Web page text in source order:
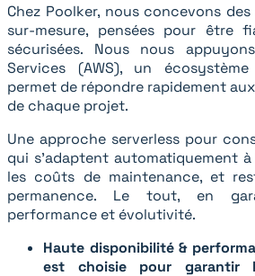
Chez Poolker, nous concevons
sur-mesure, pensées pour être
sécurisées. Nous nous
Services (AWS), un
permet de répondre rapidement
de chaque projet.
Une approche serverless pour
qui s’adaptent automatiquement
les coûts de maintenance, et
permanence. Le tout, en
performance et évolutivité.
Haute disponibilité &
est choisie pour